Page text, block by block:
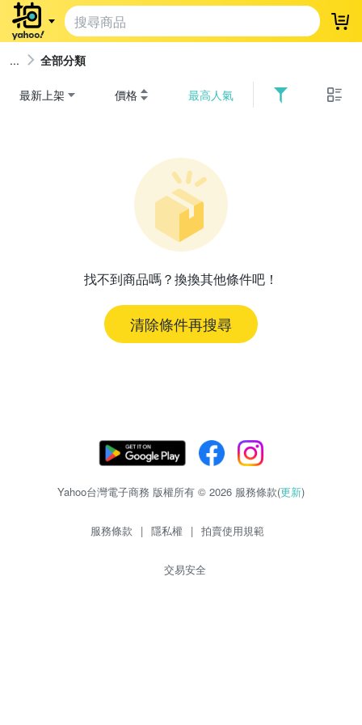
登
全部分類
最新上架 價格 最高人氣
找不到商品嗎？換換其他條件吧！
清除條件再搜尋
Yahoo台灣電子商務 版權所有 © 2026 服務條款(更新)
服務條款 | 隱私權 | 拍賣使用規範
交易安全